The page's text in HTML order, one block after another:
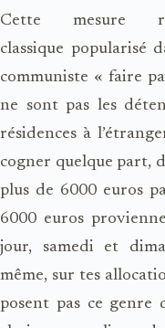
Cette mesure
classique popularisé
communiste « faire
ne sont pas les
résidences à
cogner quelque part,
plus de 6000 euros
6000 euros
jour, samedi et
même, sur tes
posent pas ce genre